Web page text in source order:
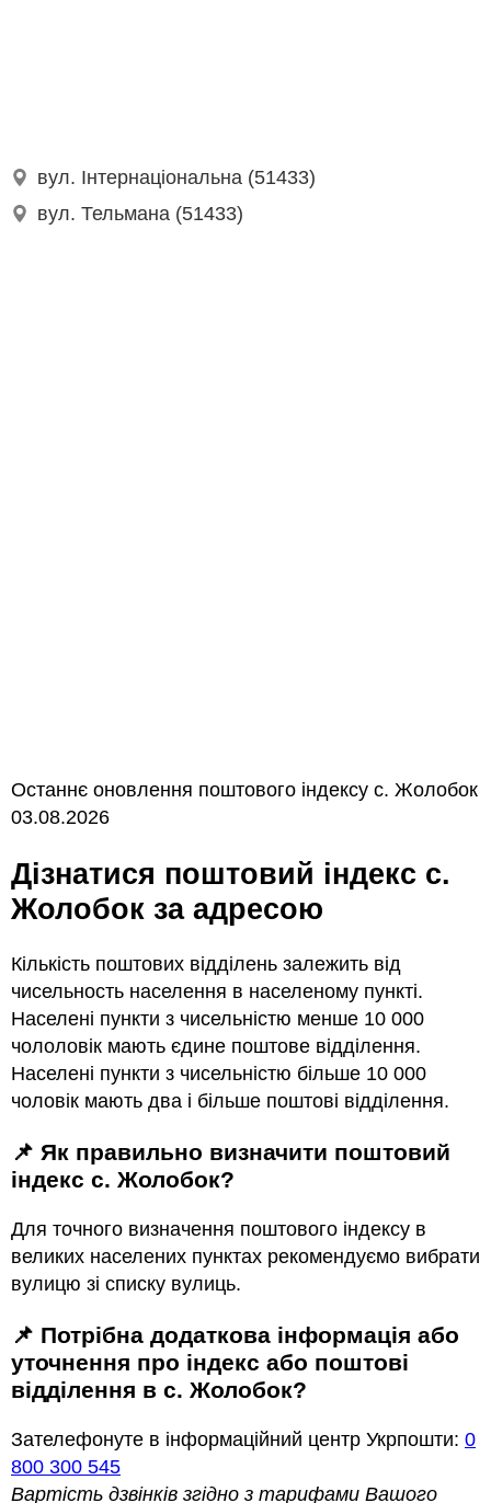
вул. Інтернаціональна (51433)
вул. Тельмана (51433)
Останнє оновлення поштового індексу с. Жолобок
03.08.2026
Дізнатися поштовий індекс с.
Жолобок за адресою
Кількість поштових відділень залежить від
чисельность населення в населеному пункті.
Населені пункти з чисельністю менше 10 000
чололовік мають єдине поштове відділення.
Населені пункти з чисельністю більше 10 000
чоловік мають два і більше поштові відділення.
📌 Як правильно визначити поштовий
індекс с. Жолобок?
Для точного визначення поштового індексу в
великих населених пунктах рекомендуємо вибрати
вулицю зі списку вулиць.
📌 Потрібна додаткова інформація або
уточнення про індекс або поштові
відділення в с. Жолобок?
Зателефонуте в інформаційний центр Укрпошти: 0
800 300 545
Вартість дзвінків згідно з тарифами Вашого